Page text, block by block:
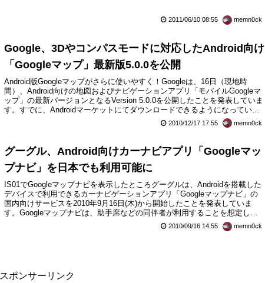
2011/06/10 08:55 memn0ck
Google、3Dやコンパスモードに対応したAndroid向け
「Googleマップ」最新版5.0.0を公開
Android版Googleマップがさらに使いやすく！Googleは、16日（現地時
間）、Android向けの地図およびナビゲーションアプリ「モバイルGoogleマ
ップ」の最新バージョンとなるVersion 5.0.0を公開したことを発表していま
す。すでに、Androidマーケットにてダウンロードできるようになっていま
2010/12/17 17:55 memn0ck
グーグル、Android向けカーナビアプリ「Googleマッ
プナビ」を日本でも利用可能に
IS01でGoogleマップナビを表示したところグーグルは、Androidを搭載した
デバイスで利用できるカーナビゲーションアプリ「Googleマップナビ」の
国内向けサービスを2010年9月16日(木)から開始したことを発表していま
す。Googleマップナビは、助手席などの同伴者が利用することを想定した
カーナビアプリ。GPSを搭載したAndroid OS 1.6以上のデバイスで利用可能
とのことです。Xperiaなどの既存機種でもGoogleマップを最新のバージョン
2010/09/16 14:55 memn0ck
スポンサーリンク